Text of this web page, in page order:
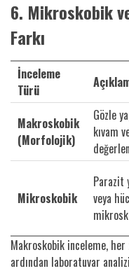
6. Mikroskobik
Farkı
İnceleme
Türü
Makroskobik
(Morfolojik)
Gözle
kıvam
Mikroskobik
Parazit
veya
Makroskobik inceleme, her
ardından laboratuvar